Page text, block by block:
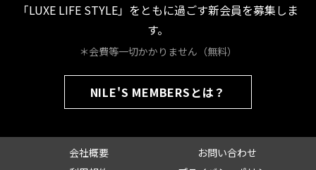
「LUXE LIFE STYLE」をともに過ごす新会員を募集しま
す。
＊会費等一切かかりません（無料）
NILE'S MEMBERSとは？
会社概要
お問い合わせ